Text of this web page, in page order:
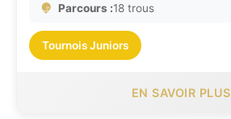
Parcours :18 trous
Tournois Juniors
EN SAVOIR PLUS